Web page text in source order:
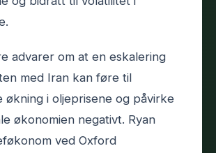
advarer om at en eskalering
med Iran kan føre til
økning i oljeprisene og påvirke
økonomien negativt. Ryan
ved Oxford